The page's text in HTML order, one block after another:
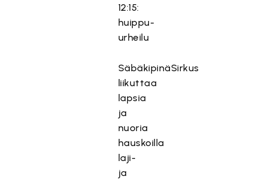
12:15:
huippu-
urheilu
SäbäkipinäSirkus
liikuttaa
lapsia
ja
nuoria
hauskoilla
laji-
ja